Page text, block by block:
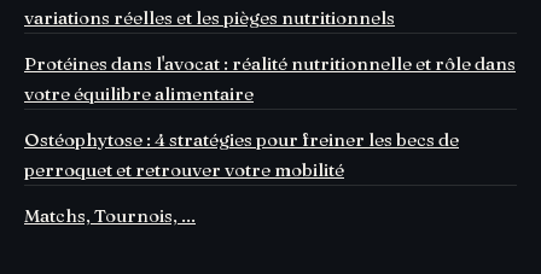
variations réelles et les pièges nutritionnels
Protéines dans l'avocat : réalité nutritionnelle et rôle dans
votre équilibre alimentaire
Ostéophytose : 4 stratégies pour freiner les becs de
perroquet et retrouver votre mobilité
Matchs, Tournois, ...